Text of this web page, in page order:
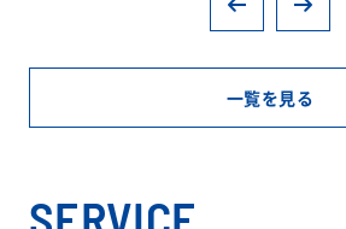
一覧を見る